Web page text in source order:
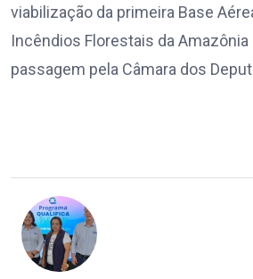
viabilização da primeira Base
Incêndios Florestais da
passagem pela Câmara dos